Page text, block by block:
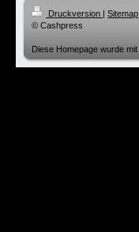
Druckversion | Sitemap
© Cashpress
Diese Homepage wurde mit